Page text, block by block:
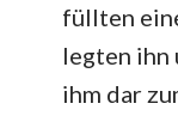
füllten
legten ihn
ihm dar